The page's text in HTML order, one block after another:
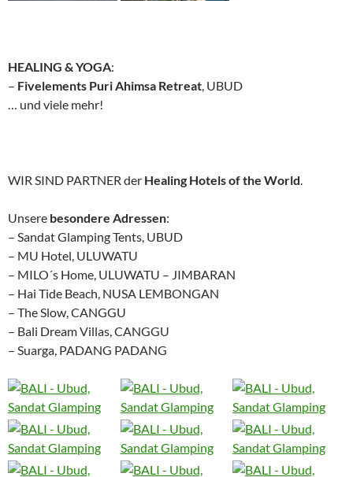
HEALING & YOGA:
– Fivelements Puri Ahimsa Retreat , UBUD
… und viele mehr!
WIR SIND PARTNER der Healing Hotels of the World
Unsere besondere Adressen:
– Sandat Glamping Tents, UBUD
– MU Hotel, ULUWATU
– MILO´s Home, ULUWATU – JIMBARAN
– Hai Tide Beach, NUSA LEMBONGAN
– The Slow, CANGGU
– Bali Dream Villas, CANGGU
– Suarga, PADANG PADANG